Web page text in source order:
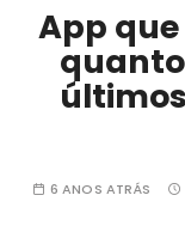
App
quanto
6 ANOS ATRÁS